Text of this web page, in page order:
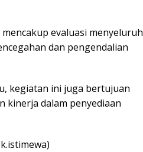
evaluasi menyeluruh
dan pengendalian
kegiatan ini juga bertujuan
kinerja dalam penyediaan